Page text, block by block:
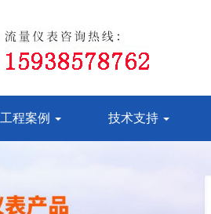
工程案例 技术支持